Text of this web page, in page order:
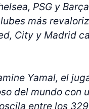
PSG y
más
City y Madrid
Yamal, el
del mundo con
entre los